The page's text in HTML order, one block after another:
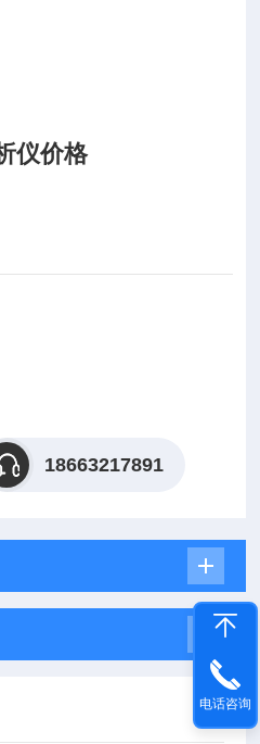
仪价格
18663217891
电话咨询